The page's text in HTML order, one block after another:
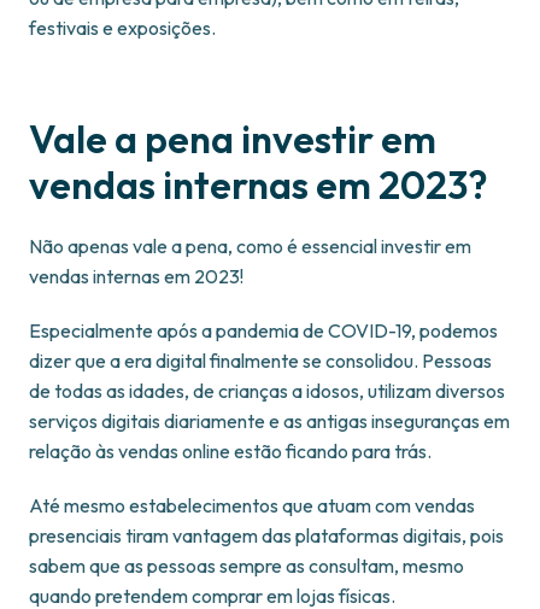
festivais e exposições.
Vale a pena investir em
vendas internas em 2023?
Não apenas vale a pena, como é essencial investir em
vendas internas em 2023!
Especialmente após a pandemia de COVID-19, podemos
dizer que a era digital finalmente se consolidou. Pessoas
de todas as idades, de crianças a idosos, utilizam diversos
serviços digitais diariamente e as antigas inseguranças em
relação às vendas online estão ficando para trás.
Até mesmo estabelecimentos que atuam com vendas
presenciais tiram vantagem das plataformas digitais, pois
sabem que as pessoas sempre as consultam, mesmo
quando pretendem comprar em lojas físicas.